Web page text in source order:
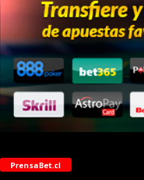
PrensaBet.cl